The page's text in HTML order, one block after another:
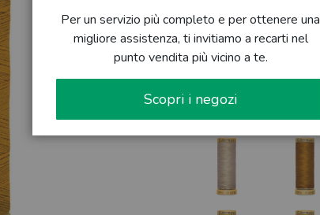
Per un servizio più completo e per ottenere una
migliore assistenza, ti invitiamo a recarti nel
punto vendita più vicino a te.
Scopri i negozi